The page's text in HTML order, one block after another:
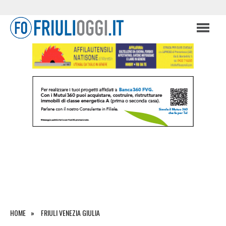
HOME FRIULI VENEZIA GIULIA